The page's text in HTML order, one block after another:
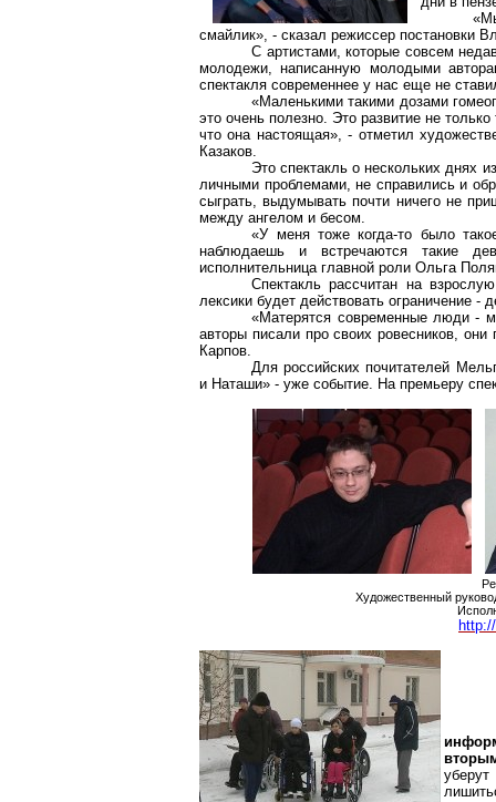
смайлик», - сказал режиссер постановки
С артистами, которые совсем
молодежи, написанную молодыми
спектакля современнее у нас еще не
«Маленькими такими дозами
это очень полезно. Это развитие не
что она настоящая», - отметил
Казаков.
Это спектакль о нескольких днях
личными проблемами, не справились и
сыграть, выдумывать почти ничего не
между ангелом и бесом.
«У меня тоже когда-то было
наблюдаешь и встречаются такие
исполнительница главной роли Ольга
Спектакль рассчитан на
лексики будет действовать ограничение -
«Матерятся современные люди -
авторы писали про своих ровесников,
Карпов.
Для российских почитателей
и Наташи» - уже событие. На премьеру
Художественный